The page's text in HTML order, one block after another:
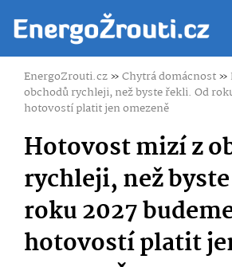
EnergoZrouti.cz»Chytrá domácnost»
obchodů rychleji, než byste řekli. Od
hotovostí platit jen omezeně
Hotovost mizí z
rychleji, než
roku 2027
hotovostí platit